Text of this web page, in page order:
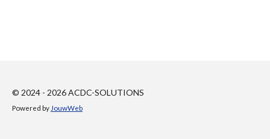
© 2024 - 2026 ACDC-SOLUTIONS
Powered by JouwWeb